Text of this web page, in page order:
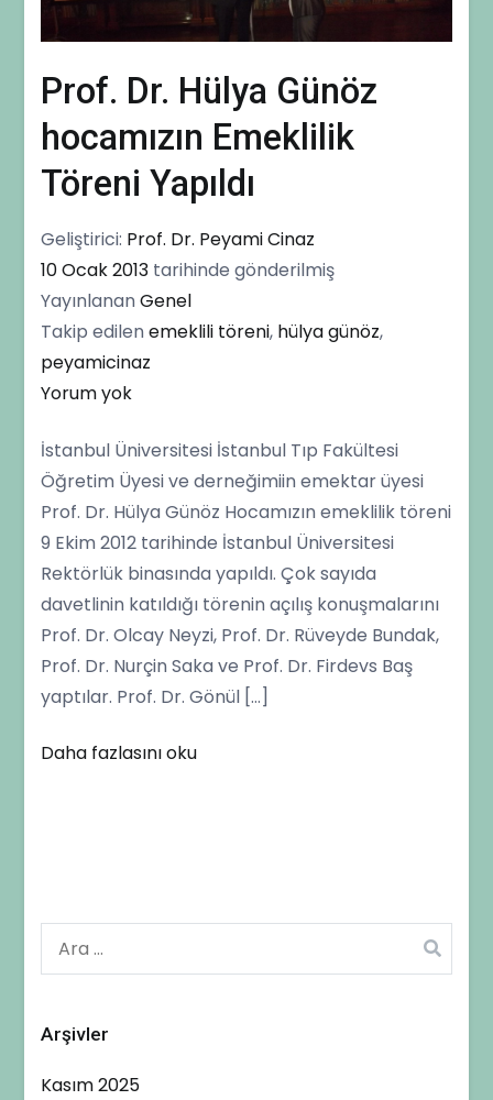
Prof. Dr. Hülya Günöz
hocamızın Emeklilik
Töreni Yapıldı
Geliştirici: Prof. Dr. Peyami Cinaz
10 Ocak 2013 tarihinde gönderilmiş
YayınlananGenel
Takip edilenemeklili töreni, hülya günöz,
peyamicinaz
Yorum yokProf.
Hülya
Günöz
hocamızın
Emeklilik
Töreni
Yapıldı
İstanbul Üniversitesi İstanbul Tıp Fakültesi
Öğretim Üyesi ve derneğimiin emektar üyesi
Prof. Dr. Hülya Günöz Hocamızın emeklilik töreni
9 Ekim 2012 tarihinde İstanbul Üniversitesi
Rektörlük binasında yapıldı. Çok sayıda
davetlinin katıldığı törenin açılış konuşmalarını
Prof. Dr. Olcay Neyzi, Prof. Dr. Rüveyde Bundak,
Prof. Dr. Nurçin Saka ve Prof. Dr. Firdevs Baş
yaptılar. Prof. Dr. Gönül […]
Daha fazlasını oku
Arama:
Arşivler
Kasım 2025